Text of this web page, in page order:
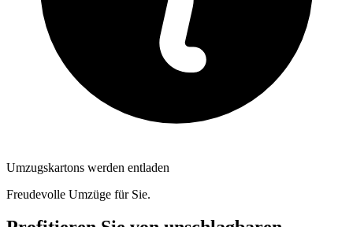
Umzugskartons werden entladen
Freudevolle Umzüge für Sie.